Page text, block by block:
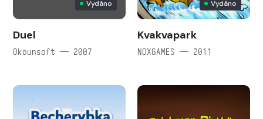
Vydáno
Duel
Okounsoft — 2007
Vydáno
Kvakvapark
NOXGAMES — 2011